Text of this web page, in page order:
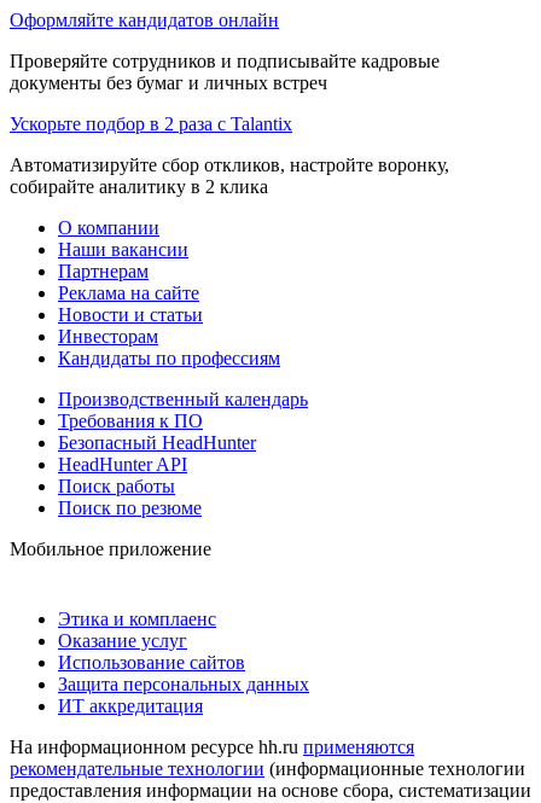
Оформляйте кандидатов онлайн
Проверяйте сотрудников и подписывайте кадровые
документы без бумаг и личных встреч
Ускорьте подбор в 2 раза с Talantix
Автоматизируйте сбор откликов, настройте воронку,
собирайте аналитику в 2 клика
О компании
Наши вакансии
Партнерам
Реклама на сайте
Новости и статьи
Инвесторам
Кандидаты по профессиям
Производственный календарь
Требования к ПО
Безопасный HeadHunter
HeadHunter API
Поиск работы
Поиск по резюме
Мобильное приложение
Этика и комплаенс
Оказание услуг
Использование сайтов
Защита персональных данных
ИТ аккредитация
На информационном ресурсе hh.ru применяются
рекомендательные технологии (информационные технологии
предоставления информации на основе сбора, систематизации